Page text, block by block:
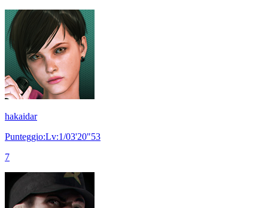
hakaidar
Punteggio:Lv:1/03'20"53
7